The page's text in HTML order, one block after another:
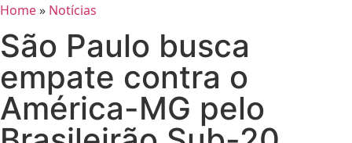
Home» Notícias
São Paulo busca
empate contra o
América-MG pelo